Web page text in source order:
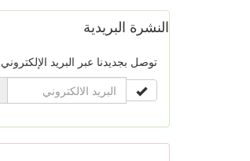
النشرة البريدية
توصل بجديدنا عبر البريد الإلكتروني